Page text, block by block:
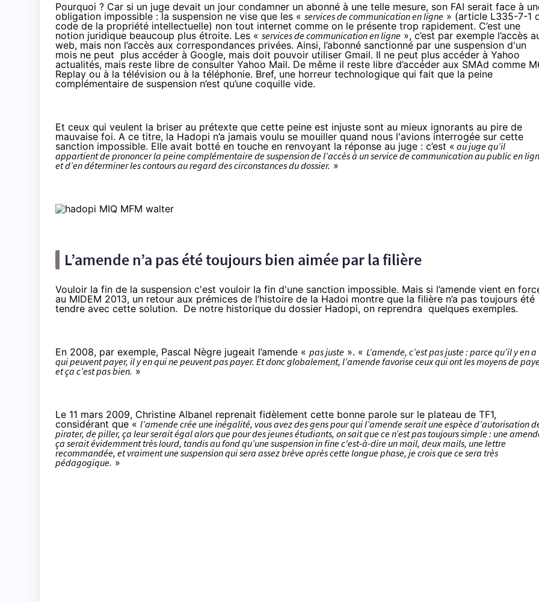
Pourquoi ? Car si un juge devait un jour condamner un abonné à une telle mesure, son FAI serait face à
obligation impossible : la suspension ne vise que les « services de communication en ligne » (article L335-7-1
code de la propriété intellectuelle) non tout internet comme on le présente trop rapidement. C’est une
notion juridique beaucoup plus étroite. Les « services de communication en ligne », c’est par exemple l’accès
web, mais non l’accès aux correspondances privées. Ainsi, l’abonné sanctionné par une suspension d'un
mois ne peut plus accéder à Google, mais doit pouvoir utiliser Gmail. Il ne peut plus accéder à Yahoo
actualités, mais reste libre de consulter Yahoo Mail. De même il reste libre d’accéder aux SMAd comme
Replay ou à la télévision ou à la téléphonie. Bref, une horreur technologique qui fait que la peine
complémentaire de suspension n’est qu’une coquille vide.
Et ceux qui veulent la briser au prétexte que cette peine est injuste sont au mieux ignorants au pire de
mauvaise foi. A ce titre, la Hadopi n’a jamais voulu se mouiller quand nous l'avions interrogée sur cette
sanction impossible. Elle avait botté en touche en renvoyant la réponse au juge : c’est « au juge qu’il
appartient de prononcer la peine complémentaire de suspension de l’accès à un service de communication au public en
et d’en déterminer les contours au regard des circonstances du dossier. »
L’amende n’a pas été toujours bien aimée par la filière
Vouloir la fin de la suspension c'est vouloir la fin d'une sanction impossible. Mais si l’amende vient en
au MIDEM 2013, un retour aux prémices de l’histoire de la Hadoi montre que la filière n’a pas toujours été
tendre avec cette solution. Denotre historique du dossier Hadopi, on reprendra quelques exemples.
En 2008, par exemple, Pascal Nègre jugeait l’amende « pas juste ». « L’amende, c’est pas juste : parce qu’il y en a
qui peuvent payer, il y en qui ne peuvent pas payer. Et donc globalement, l’amende favorise ceux qui ont les moyens de
et ça c’est pas bien. »
Le 11 mars 2009, Christine Albanel reprenait fidèlement cette bonne parole sur le plateau de TF1,
considérant que « l’amende crée une inégalité, vous avez des gens pour qui l’amende serait une espèce d’autorisation
pirater, de piller, ça leur serait égal alors que pour des jeunes étudiants, on sait que ce n’est pas toujours simple : une
ça serait évidemment très lourd, tandis au fond qu’une suspension in fine c'est-à-dire un mail, deux mails, une lettre
recommandée, et vraiment une suspension qui sera assez brève après cette longue phase, je crois que ce sera très
pédagogique. »